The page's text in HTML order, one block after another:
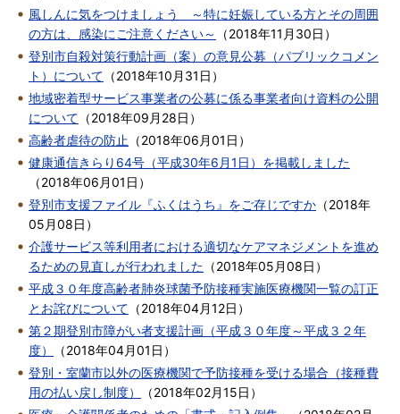
風しんに気をつけましょう ～特に妊娠している方とその周囲
の方は、感染にご注意ください～
（2018年11月30日 ）
登別市自殺対策行動計画（案）の意見公募（パブリックコメン
ト）について （2018年10月31日 ）
地域密着型サービス事業者の公募に係る事業者向け資料の公開
について （2018年09月28日 ）
高齢者虐待の防止
（2018年06月01日 ）
健康通信きらり64号（平成30年6月1日）を掲載しました
（2018年06月01日 ）
登別市支援ファイル『ふくはうち』をご存じですか （2018年
05月08日 ）
介護サービス等利用者における適切なケアマネジメントを進め
るための見直しが行われました （2018年05月08日 ）
平成３０年度高齢者肺炎球菌予防接種実施医療機関一覧の訂正
とお詫びについて （2018年04月12日 ）
第２期登別市障がい者支援計画（平成３０年度～平成３２年
度）
（2018年04月01日 ）
登別・室蘭市以外の医療機関で予防接種を受ける場合（接種費
用の払い戻し制度）
（2018年02月15日 ）